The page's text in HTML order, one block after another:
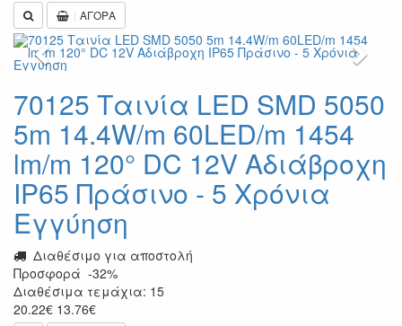
ΑΓΟΡΑ
Previous Next
70125 Ταινία LED SMD 5050
5m 14.4W/m 60LED/m 1454
lm/m 120° DC 12V Αδιάβροχη
IP65 Πράσινο - 5 Χρόνια
Εγγύηση
Διαθέσιμο για αποστολή
Προσφορά -32%
Διαθέσιμα τεμάχια: 15
20.22€ 13.76€